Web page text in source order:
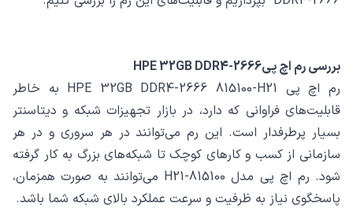
بررسی رم اچ پیHPE 32GB DDR4-2666
رم اچ پی HPE 32GB DDR4-2666 815100-H21 به خاطر
قابلیت‌های فراوانی که دارد، در بازار تجهیزات شبکه و دیتاسنتر
بسیار پرطرفدار است. این رم‌ می‌توانند در هر سروری و در هر
سازمانی از کسب و کارهای کوچک تا شبکه‌های بزرگ به کار گرفته
شود. رم اچ پی مدل 815100-H21 می‌توانند به صورت همزمان،
پاسخگوی نیاز به ظرفیت و سرعت عملکرد بالای شبکه شما باشد.